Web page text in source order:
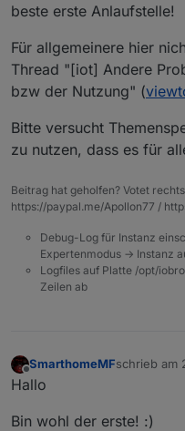
beste erste Anlaufstelle!
Für allgemeinere hier
Thread "[iot] Andere
bzw der Nutzung" (
Bitte versucht
zu nutzen, dass es für
Beitrag hat geholfen? Votet
https://paypal.me/Apollon77 /
Debug-Log für Instanz
Expertenmodus -> Instanz
Logfiles auf Platte /opt/
Zeilen ab
Offline
SmarthomeMFschrieb am
zuletzt
Hallo
Bin wohl der erste! :)